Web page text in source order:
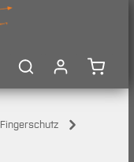
Fingerschutz